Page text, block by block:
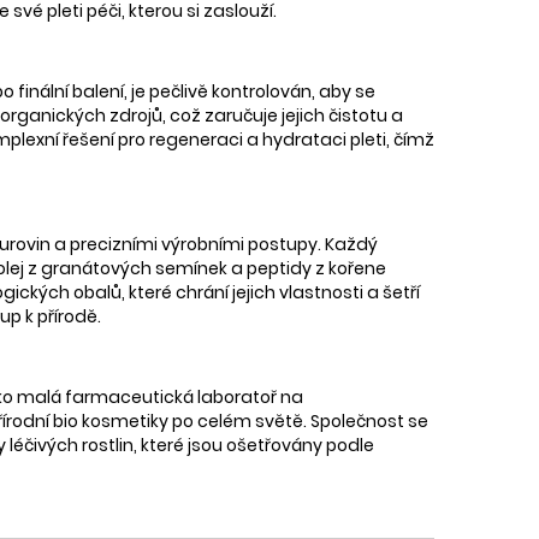
pleti péči, kterou si zaslouží.
finální balení, je pečlivě kontrolován, aby se
zdrojů, což zaručuje jejich čistotu a
řešení pro regeneraci a hydrataci pleti, čímž
a precizními výrobními postupy. Každý
z granátových semínek a peptidy z kořene
obalů, které chrání jejich vlastnosti a šetří
k přírodě.
malá farmaceutická laboratoř na
bio kosmetiky po celém světě. Společnost se
rostlin, které jsou ošetřovány podle